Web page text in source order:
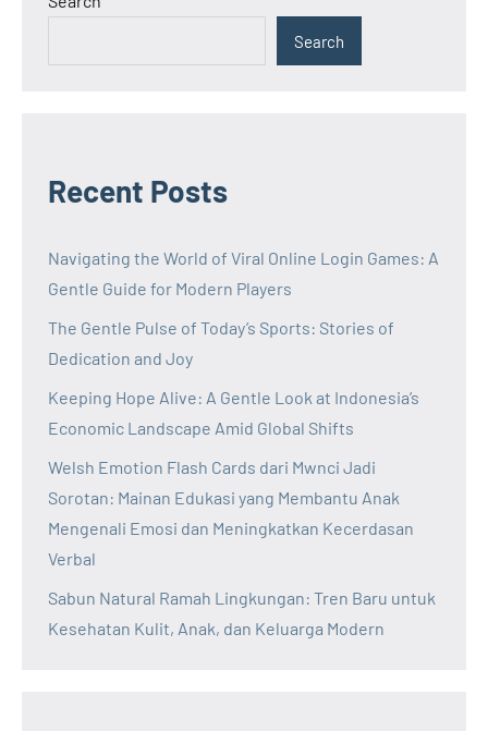
Search
Recent Posts
Navigating the World of Viral Online Login Games: A
Gentle Guide for Modern Players
The Gentle Pulse of Today’s Sports: Stories of
Dedication and Joy
Keeping Hope Alive: A Gentle Look at Indonesia’s
Economic Landscape Amid Global Shifts
Welsh Emotion Flash Cards dari Mwnci Jadi
Sorotan: Mainan Edukasi yang Membantu Anak
Mengenali Emosi dan Meningkatkan Kecerdasan
Verbal
Sabun Natural Ramah Lingkungan: Tren Baru untuk
Kesehatan Kulit, Anak, dan Keluarga Modern